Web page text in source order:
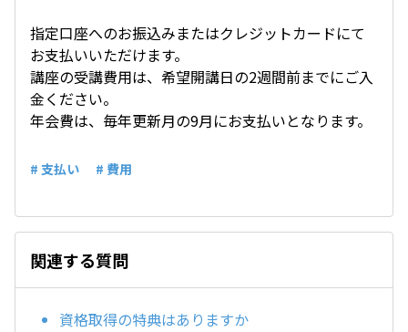
指定口座へのお振込みまたはクレジットカードにて
お支払いいただけます。
講座の受講費用は、希望開講日の2週間前までにご入
金ください。
年会費は、毎年更新月の9月にお支払いとなります。
# 支払い # 費用
関連する質問
資格取得の特典はありますか